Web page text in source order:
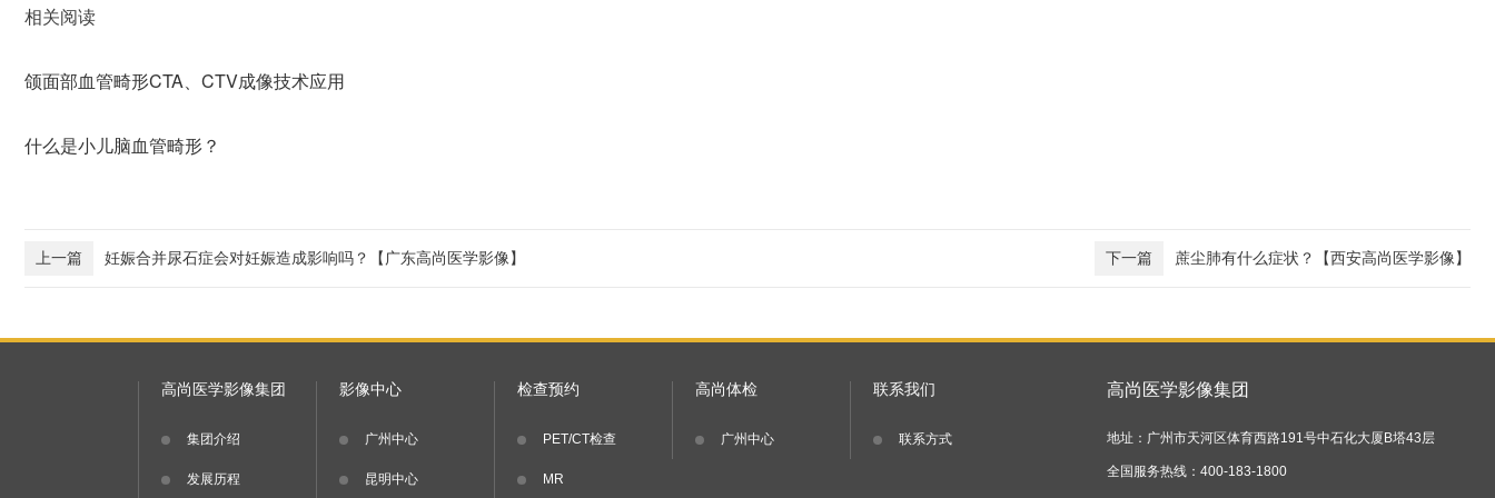
相关阅读
颌面部血管畸形CTA、CTV成像技术应用
什么是小儿脑血管畸形？
上一篇 妊娠合并尿石症会对妊娠造成影响吗？【广东高尚医学影像】 下一篇 蔗尘肺有什么症状？【西安高尚医学影像】
高尚医学影像集团
地址：广州市天河区体育西路191号中石化大厦B塔43层
全国服务热线：400-183-1800
高尚医学影像集团
集团介绍
发展历程
影像中心
广州中心
昆明中心
检查预约
PET/CT检查
MR
高尚体检
广州中心
联系我们
联系方式